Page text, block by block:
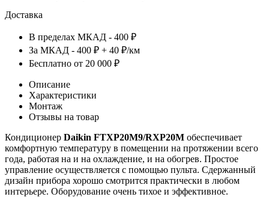
Доставка
В пределах МКАД - 400 ₽
За МКАД - 400 ₽ + 40 ₽/км
Бесплатно от 20 000 ₽
Описание
Характеристики
Монтаж
Отзывы на товар
Кондиционер Daikin FTXP20M9/RXP20M обеспечивает
комфортную температуру в помещении на протяжении всего
года, работая на и на охлаждение, и на обогрев. Простое
управление осуществляется с помощью пульта. Сдержанный
дизайн прибора хорошо смотрится практически в любом
интерьере. Оборудование очень тихое и эффективное.